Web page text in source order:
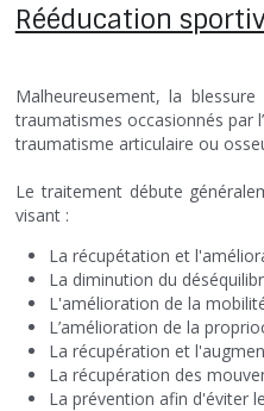
Rééducation
Malheureusement, la
traumatismes occasionnés par
traumatisme articulaire ou
Le traitement débute
visant :
La récupétation et
La diminution du
L'amélioration de la
L’amélioration de la
La récupération et
La récupération des
La prévention afin d'éviter